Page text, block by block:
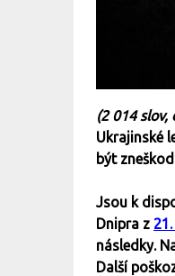
(2 014 slov,
Ukrajinské
být
Jsou k
Dnipra z
následky.
Další